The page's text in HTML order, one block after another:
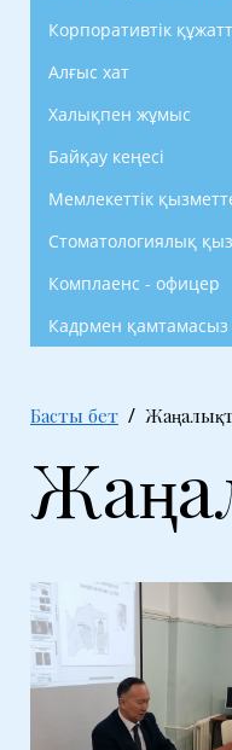
Корпоративтік
Алғыс хат
Халықпен жұмыс
Байқау кеңесі
Мемлекеттік
Стоматологиялық
Комплаенс - офицер
Кадрмен қамтамасыз
Басты бет